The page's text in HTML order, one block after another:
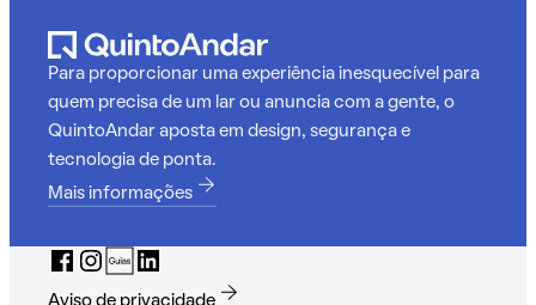
Para proporcionar uma experiência inesquecível para
quem precisa de um lar ou anuncia com a gente, o
QuintoAndar aposta em design, segurança e
tecnologia de ponta.
Mais informações